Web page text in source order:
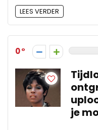
LEES VERDER
0
je